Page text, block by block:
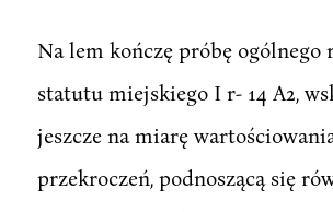
Na lem kończę próbę ogólnego
statutu miejskiego I r- 14 A2,
jeszcze na miarę
przekroczeń, podnoszącą się